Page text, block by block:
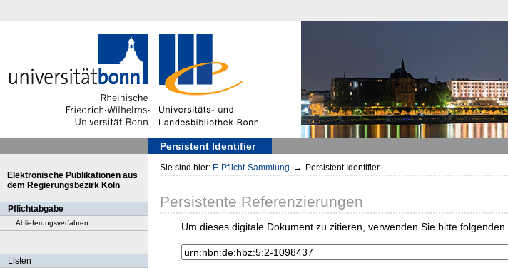
Persistent Identifier
Elektronische Publikationen aus
dem Regierungsbezirk Köln
Pflichtabgabe
Ablieferungsverfahren
Listen
Sie sind hier: E-Pflicht-Sammlung → Persistent Identifier
Persistente Referenzierungen
Um dieses digitale Dokument zu zitieren, verwenden Sie bitte folgenden